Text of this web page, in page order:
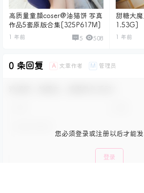
高质量童颜coser@油猫饼 写真
作品5套原版合集[325P617M]
1 年前 5 508
甜糖大
1.53G]
1 年前
0 条回复 A 文章作者 M 管理员
您必须登录或注册以后才能
登录